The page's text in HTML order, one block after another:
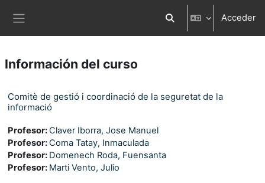
Selector de búsqueda
Acceder
Información del curso
Comitè de gestió i coordinació de la seguretat de la
informació
Profesor:Claver Iborra, Jose Manuel
Profesor:Coma Tatay, Inmaculada
Profesor: Domenech Roda, Fuensanta
Profesor: Marti Vento, Julio